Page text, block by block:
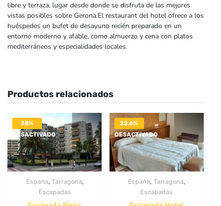
libre y terraza, lugar desde donde se disfruta de las mejores
vistas posibles sobre Gerona.El restaurant del hotel ofrece a los
huéspedes un bufet de desayuno recién preparado en un
entorno moderno y afable, como almuerzo y cena con platos
mediterráneos y especialidades locales.
Productos relacionados
28%
DESACTIVADO
España, Tarragona,
Escapadas
22.6%
DESACTIVADO
España,Tarragona,
Escapadas